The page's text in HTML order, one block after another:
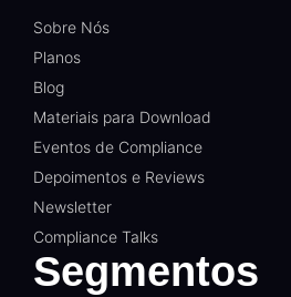
Sobre Nós
Planos
Blog
Materiais para Download
Eventos de Compliance
Depoimentos e Reviews
Newsletter
Compliance Talks
Segmentos